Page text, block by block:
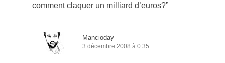
comment claquer un milliard d’euros?”
Mancioday
3 décembre 2008 à 0:35